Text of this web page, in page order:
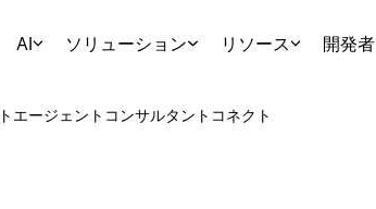
AI ソリューション リソース 開発者
エージェント コンサルタント コネクト